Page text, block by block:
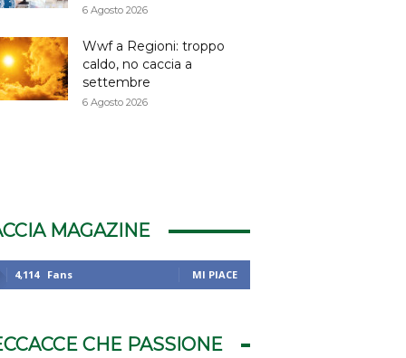
6 Agosto 2026
Wwf a Regioni: troppo
caldo, no caccia a
settembre
6 Agosto 2026
MAGAZINE
4,114 Fans MI PIACE
CHE PASSIONE